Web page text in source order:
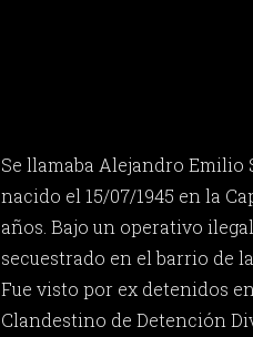
Se llamaba Alejandro Emilio
nacido el 15/07/1945 en la
años. Bajo un operativo
secuestrado en el barrio de
Fue visto por ex detenidos
Clandestino de Detención